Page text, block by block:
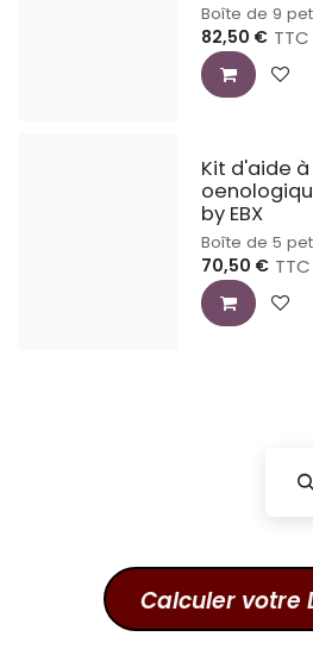
Boîte de 9
82,50 € TTC
Kit d'aide
by EBX
Boîte de 5
70,50 € TTC
Calculer votre